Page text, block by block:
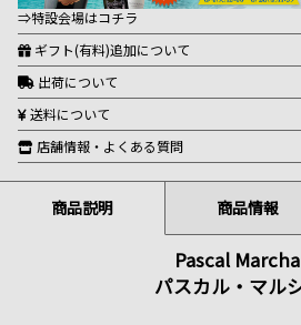
⇒特設会場はコチラ
ギフト(有料)追加について
出荷について
送料について
店舗情報・よくある質問
商品説明 商品情報
Pascal
パスカル・マル